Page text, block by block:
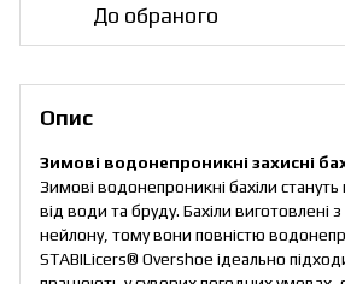
До обраного
Опис
Зимові водонепроникні захисні
Зимові водонепроникні бахіли
від води та бруду. Бахіли виготовлені
нейлону, тому вони повністю
STABILicers® Overshoe ідеально